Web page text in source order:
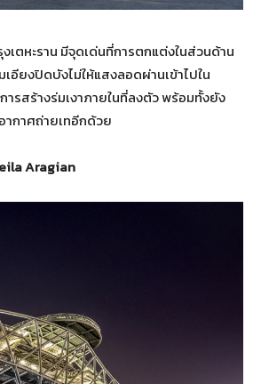
เตหะราน มีจุดเด่นที่การตกแต่งในส่วนด้าน
อียงปิดบังไม่ให้แสงลอดผ่านเข้าไปใน
ารสร้างร่มเงาภายในที่ลงตัว พร้อมทั้งยัง
ากาศถ่ายเทอีกด้วย
Aragian